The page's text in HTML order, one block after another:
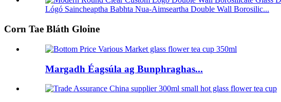
Lógó Saincheaptha Babhta Nua-Aimseartha Double Wall Borosilic...
Corn Tae Bláth Gloine
Margadh Éagsúla ag Bunphraghas...